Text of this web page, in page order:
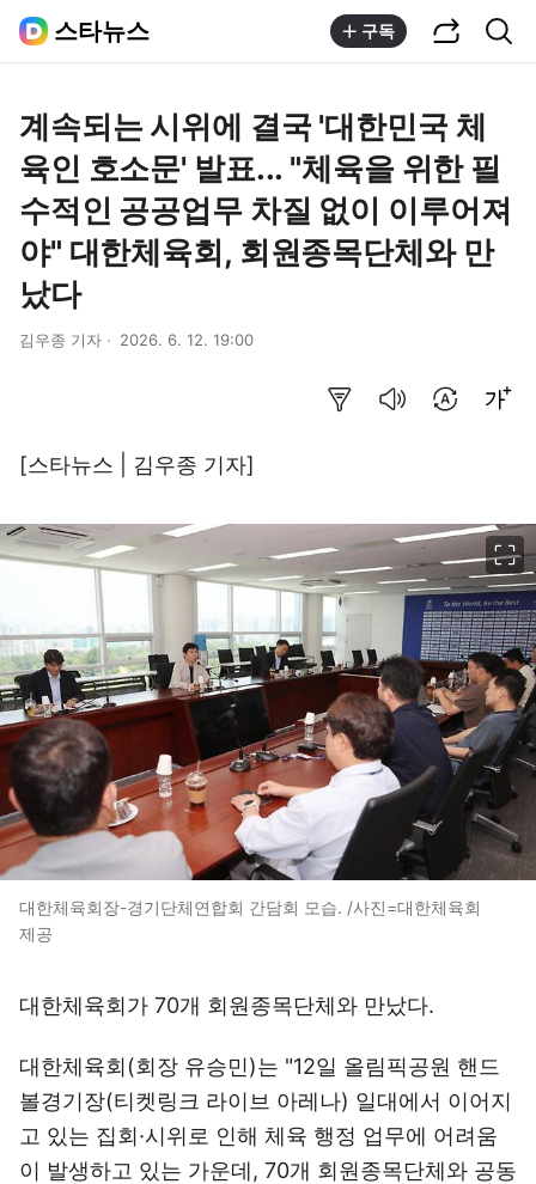
스타뉴스 구독
계속되는 시위에 결국 '대한민국 체
육인 호소문' 발표... "체육을 위한 필
수적인 공공업무 차질 없이 이루어져
야" 대한체육회, 회원종목단체와 만
났다
김우종 기자 2026. 6. 12. 19:00
[스타뉴스 | 김우종 기자]
대한체육회장-경기단체연합회 간담회 모습. /사진=대한체육회
제공
대한체육회가 70개 회원종목단체와 만났다.
대한체육회(회장 유승민)는 "12일 올림픽공원 핸드
볼경기장(티켓링크 라이브 아레나) 일대에서 이어지
고 있는 집회·시위로 인해 체육 행정 업무에 어려움
이 발생하고 있는 가운데, 70개 회원종목단체와 공동